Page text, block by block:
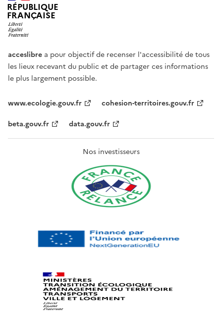
RÉPUBLIQUE
FRANÇAISE
acceslibre a pour objectif de recenser l'accessibilité de tous
les lieux recevant du public et de partager ces informations
le plus largement possible.
www.ecologie.gouv.fr
cohesion-territoires.gouv.fr
beta.gouv.fr
data.gouv.fr
Nos investisseurs